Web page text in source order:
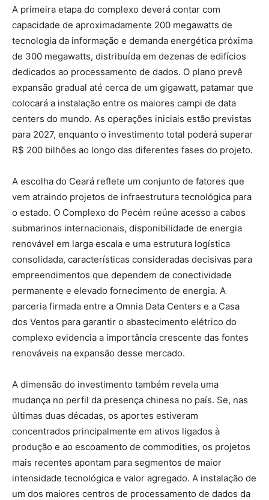
A primeira etapa do complexo deverá contar com
capacidade de aproximadamente 200 megawatts de
tecnologia da informação e demanda energética próxima
de 300 megawatts, distribuída em dezenas de edifícios
dedicados ao processamento de dados. O plano prevê
expansão gradual até cerca de um gigawatt, patamar que
colocará a instalação entre os maiores campi de data
centers do mundo. As operações iniciais estão previstas
para 2027, enquanto o investimento total poderá superar
R$ 200 bilhões ao longo das diferentes fases do projeto.
A escolha do Ceará reflete um conjunto de fatores que
vem atraindo projetos de infraestrutura tecnológica para
o estado. O Complexo do Pecém reúne acesso a cabos
submarinos internacionais, disponibilidade de energia
renovável em larga escala e uma estrutura logística
consolidada, características consideradas decisivas para
empreendimentos que dependem de conectividade
permanente e elevado fornecimento de energia. A
parceria firmada entre a Omnia Data Centers e a Casa
dos Ventos para garantir o abastecimento elétrico do
complexo evidencia a importância crescente das fontes
renováveis na expansão desse mercado.
A dimensão do investimento também revela uma
mudança no perfil da presença chinesa no país. Se, nas
últimas duas décadas, os aportes estiveram
concentrados principalmente em ativos ligados à
produção e ao escoamento de commodities, os projetos
mais recentes apontam para segmentos de maior
intensidade tecnológica e valor agregado. A instalação de
um dos maiores centros de processamento de dados da